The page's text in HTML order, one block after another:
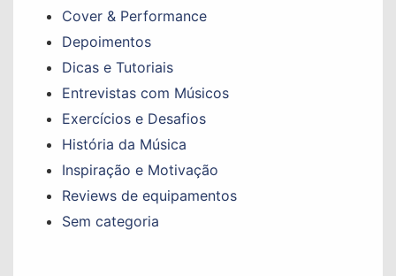
Cover & Performance
Depoimentos
Dicas e Tutoriais
Entrevistas com Músicos
Exercícios e Desafios
História da Música
Inspiração e Motivação
Reviews de equipamentos
Sem categoria